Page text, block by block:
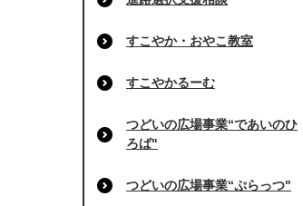
すこやか・おやこ教室
すこやかるーむ
つどいの広場事業“であいのひ
ろば"
つどいの広場事業“ぷらっつ"